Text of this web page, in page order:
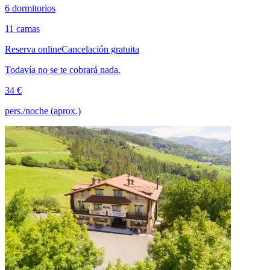
6 dormitorios
11 camas
Reserva onlineCancelación gratuita
Todavía no se te cobrará nada.
34 €
pers./noche (aprox.)